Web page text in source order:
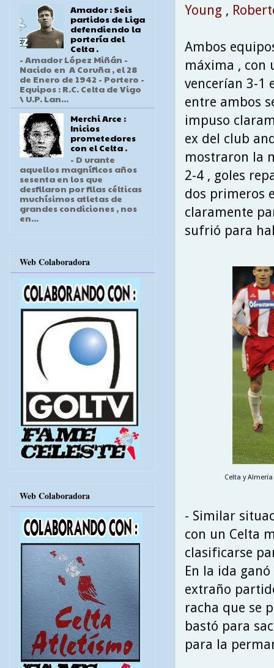
Young ,
Ambos
máxima , con
vencerían 3-1
entre ambos
impuso
ex del club
mostraron la
2-4 , goles
dos primeros
claramente
sufrió para
Celta y
- Similar
con un Celta
clasificarse
En la ida
extraño
racha que se
bastó para
para la
Amador : Seis
partidos de Liga
defendiendo la
portería del
Celta .
- Amador López Miñán -
Nacido en A Coruña , el 28
de Enero de 1942 - Portero -
Equipos : R.C. Celta de Vigo
\ U.P. Lan...
Merchi Arce :
Inicios
prometedores
con el Celta .
- D urante
aquellos magníficos años
sesenta en los que
desfilaron por filas célticas
muchísimos atletas de
grandes condiciones , nos
en...
Web Colaboradora
Web Colaboradora